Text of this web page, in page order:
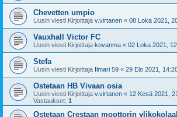
Chevetten umpio
Uusin viesti Kirjoittaja v.virtanen « 08 Loka 2021,
Vauxhall Victor FC
Uusin viesti Kirjoittaja kovanma « 02 Loka 2021,
Stefa
Uusin viesti Kirjoittaja Ilmari 59 « 29 Elo 2021,
Ostetaan HB Vivaan osia
Uusin viesti Kirjoittaja v.virtanen « 12 Kesä 2021,
Vastaukset: 1
Ostetaan Crestaan moottorin